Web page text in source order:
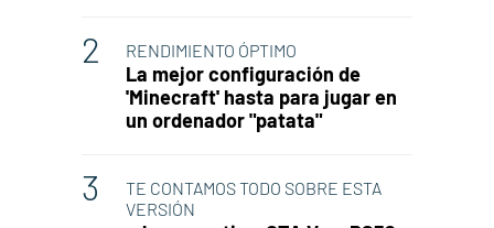
RENDIMIENTO ÓPTIMO
La mejor configuración de
'Minecraft' hasta para jugar en
un ordenador "patata"
TE CONTAMOS TODO SOBRE ESTA
VERSIÓN